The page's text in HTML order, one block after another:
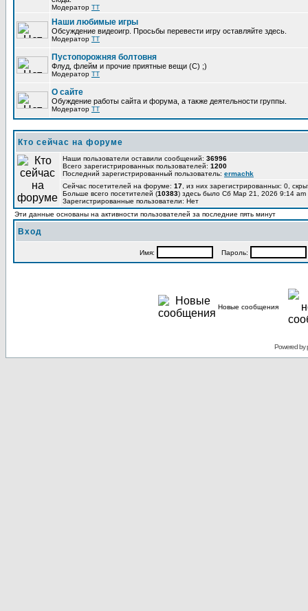
Модератор TT
Наши любимые игры
Обсуждение видеоигр. Просьбы перевести игру оставляйте здесь.
Модератор TT
Пустопорожняя болтовня
Флуд, флейм и прочие приятные вещи (C) ;)
Модератор TT
О сайте
Обуждение работы сайта и форума, а также деятельности группы.
Модератор TT
Кто сейчас на форуме
Наши пользователи оставили сообщений: 36996
Всего зарегистрированных пользователей: 1200
Последний зарегистрированный пользователь: ermachk
Сейчас посетителей на форуме: 17 , из них зарегистрированных: 0,
Больше всего посетителей (10383) здесь было Сб Мар 21, 2026 9:14 am
Зарегистрированные пользователи: Нет
Эти данные основаны на активности пользователей за последние пять минут
Вход
Имя: Пароль:
Новые сообщения
Powered by